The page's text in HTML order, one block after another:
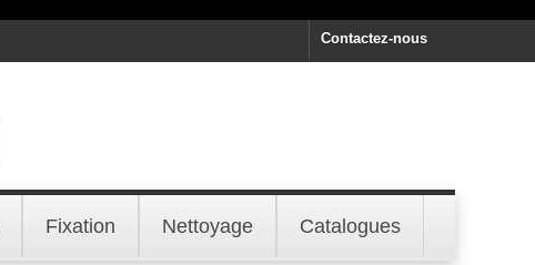
Contactez-nous
Fixation Nettoyage Catalogues